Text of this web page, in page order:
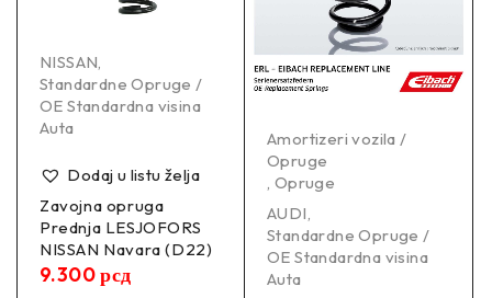
NISSAN,
Standardne Opruge /
OE Standardna visina
Auta
Dodaj u listu želja
Zavojna opruga
Prednja LESJOFORS
NISSAN Navara (D22)
9.300рсд
Amortizeri vozila /
Opruge
, Opruge
AUDI,
Standardne Opruge /
OE Standardna visina
Auta